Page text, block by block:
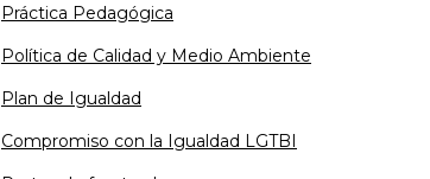
Práctica Pedagógica
Política de Calidad y Medio Ambiente
Plan de Igualdad
Compromiso con la Igualdad LGTBI